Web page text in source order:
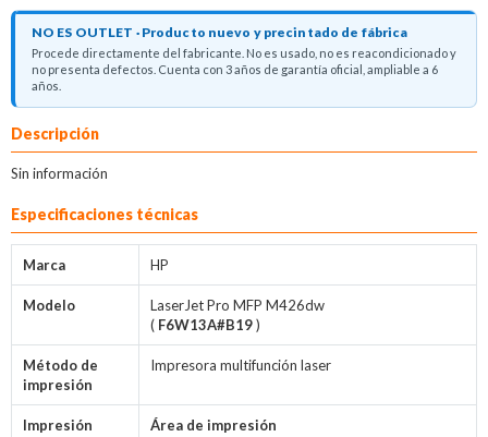
NO ES OUTLET · Producto nuevo y precintado de fábrica
Procede directamente del fabricante. No es usado, no es reacondicionado y
no presenta defectos. Cuenta con 3 años de garantía oficial, ampliable a 6
años.
Descripción
Sin información
Especificaciones técnicas
Marca HP
Modelo
LaserJet Pro MFP M426dw
( F6W13A#B19)
Método de
impresión
Impresora multifunción laser
Impresión
Área de impresión